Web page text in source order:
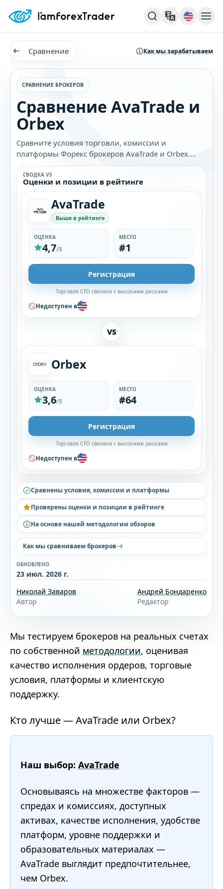
Сравнение Как мы зарабатываем
СРАВНЕНИЕ БРОКЕРОВ
Сравнение AvaTrade и
Orbex
Сравните условия торговли, комиссии и
платформы Форекс брокеров AvaTrade и Orbex.
Узнайте, какой брокер лучше подходит именно
вам.
СВОДКА VS
Оценки и позиции в рейтинге
AvaTrade
Выше в рейтинге
ОЦЕНКА
4,7/5
МЕСТО
#1
Регистрация
Торговля CFD связана с высокими рисками
Недоступен в
VS
Orbex
ОЦЕНКА
3,6/5
МЕСТО
#64
Регистрация
Торговля CFD связана с высокими рисками
Недоступен в
Сравнены условия, комиссии и платформы
Проверены оценки и позиции в рейтинге
На основе нашей методологии обзоров
Как мы сравниваем брокеров
ОБНОВЛЕНО
23 июл. 2026 г.
Николай Заваров
Автор
Андрей Бондаренко
Редактор
Мы тестируем брокеров на реальных счетах
по собственной методологии, оценивая
качество исполнения ордеров, торговые
условия, платформы и клиентскую
поддержку.
Кто лучше — AvaTrade или Orbex?
Наш выбор: AvaTrade
Основываясь на множестве факторов —
спредах и комиссиях, доступных
активах, качестве исполнения, удобстве
платформ, уровне поддержки и
образовательных материалах —
AvaTrade выглядит предпочтительнее,
чем Orbex.